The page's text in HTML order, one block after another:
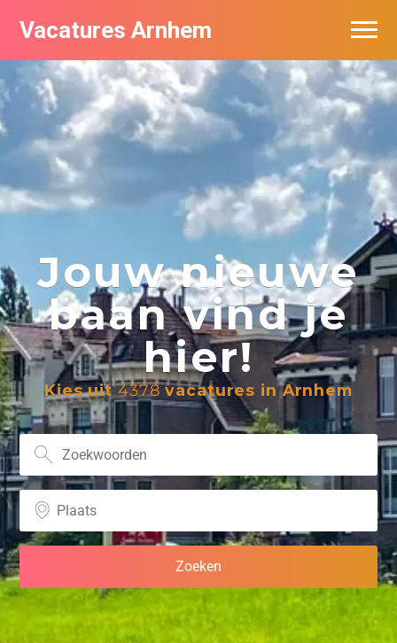
Vacatures Arnhem
Jouw nieuwe
baan vind je
hier!
Kies uit4378vacatures in Arnhem
Vacatures per bedrijf in Arnhem
Nieuwsbrief feed